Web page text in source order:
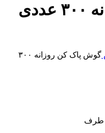
گوش پاک کن روزانه ۳۰۰ عددی
گوش پاک کن روزانه ۳۰۰
طرف